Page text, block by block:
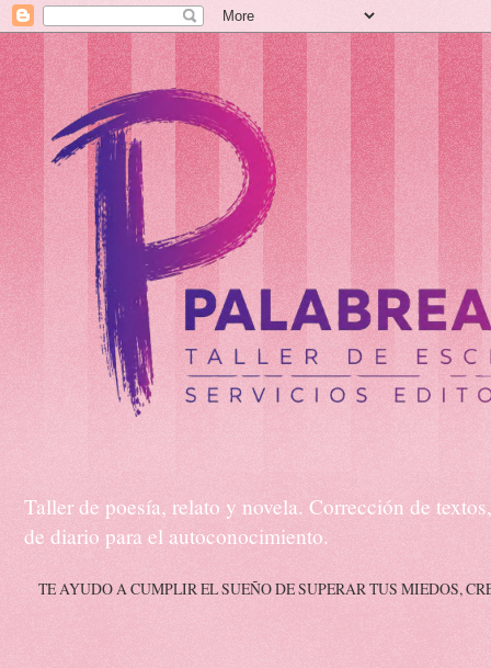
Taller de poesía, relato y novela. Corrección de
de diario para el autoconocimiento.
TE AYUDO A CUMPLIR EL SUEÑO DE SUPERAR TUS MIEDOS,